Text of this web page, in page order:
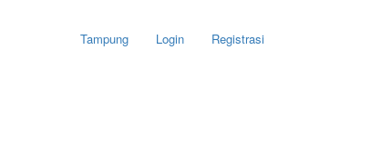
Tampung Login Registrasi